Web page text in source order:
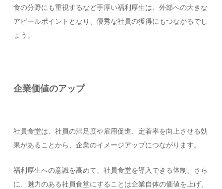
食の分野にも重視するなど手厚い福利厚生は、外部への大きな
アピールポイントとなり、優秀な社員の獲得にもつながるでし
ょう。
企業価値のアップ
社員食堂は、社員の満足度や雇用促進、定着率を向上させる効
果があることから、企業のイメージアップにつながります。
福利厚生への意識を高めて、社員食堂を導入できる体制、さら
に、魅力のある社員食堂にすることは企業自体の価値を上げ、